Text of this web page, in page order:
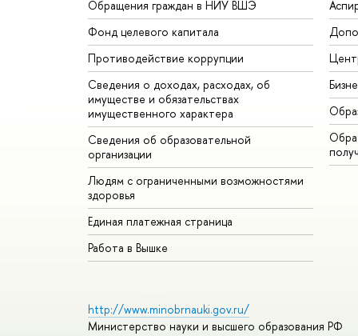
Обращения граждан в НИУ ВШЭ
Фонд целевого капитала
Противодействие коррупции
Сведения о доходах, расходах, об
имуществе и обязательствах
имущественного характера
Сведения об образовательной
организации
Людям с ограниченными возможностями
здоровья
Единая платежная страница
Работа в Вышке
http://www.minobrnauki.gov.ru/
Министерство науки и высшего образования РФ